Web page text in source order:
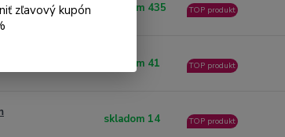
skladom 435 TOP produkt
skladom 41 TOP produkt
skladom 14 TOP produkt
zľavový kupón